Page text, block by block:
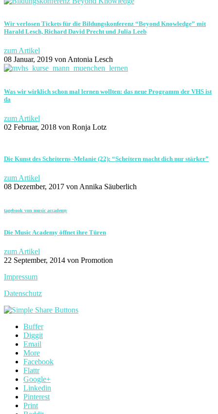
Wir verlosen Tickets für die Bildungskonferenz “Beyond Knowledge” mit
Harald Lesch, Richard David Precht und Julia Leeb
zum Artikel
08 Januar, 2019 von Antonia Lesch
Was wir wirklich schon mal lernen wollten: das neue Programm der VHS ist
da
zum Artikel
02 Februar, 2018 von Ronja Lotz
Die Kunst des Scheiterns -Melanie (22): “Scheitern macht dich nur stärker”
zum Artikel
08 Dezember, 2017 von Annika Säuberlich
tagebook von music accademy
Die Music Academy öffnet ihre Türen
zum Artikel
22 September, 2014 von Promotion
Impressum
Datenschutz
Buffer
Diggit
Email
More
Facebook
Flattr
Google+
Linkedin
Pinterest
Print